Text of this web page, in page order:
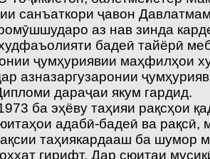
санъаткори ҷавон
аз нав зинда
бадеӣ тайёрӣ
ҷумҳуриявии маҳфилҳои
азназаргузаронии
дараҷаи якум гардид.
ба эҳёву таҳияи рақсҳои
адабӣ-бадеӣ ва рақсӣ,
таҳиякардааш ба шумор
гирифт. Дар сюитаи